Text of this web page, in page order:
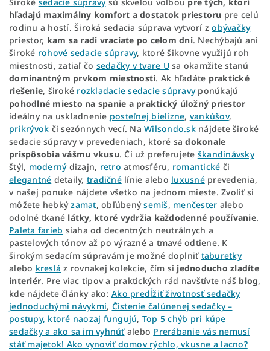
Široké sedacie súpravysú skvelou voľbou pre tých, ktorí
hľadajú maximálny komfort a dostatok priestoru pre celú
rodinu a hostí. Široká sedacia súprava vytvorí zobývačky
priestor, kam sa radi vraciate po celom dni. Nechýbajú ani
široké rohové sedacie súpravy, ktoré šikovne využijú roh
miestnosti, zatiaľ čo sedačky v tvare Usa okamžite stanú
dominantným prvkom miestnosti. Ak hľadáte praktické
riešenie, široké rozkladacie sedacie súpravyponúkajú
pohodlné miesto na spanie a praktický úložný priestor
ideálny na uskladnenie posteľnej bielizne, vankúšov,
prikrývok či sezónnych vecí. Na Wilsondo.sknájdete široké
sedacie súpravy v prevedeniach, ktoré sadokonale
prispôsobia vášmu vkusu. Či už preferujete škandinávsky
štýl, modernýdizajn, retro atmosféru, romantické či
elegantné detaily, tradičnélínie alebo luxusnéprevedenia,
v našej ponuke nájdete všetko na jednom mieste. Zvoliť si
môžete hebkýzamat, obľúbenýsemiš, menčester alebo
odolné tkané látky, ktoré vydržia každodenné používanie.
Paleta farieb siaha od decentných neutrálnych a
pastelových tónov až po výrazné a tmavé odtiene. K
širokým sedacím súpravám je možné doplniťtaburetky
alebo kreslá z rovnakej kolekcie, čím si jednoducho zladíte
interiér. Pre viac tipov a praktických rád navštívte náš blog,
kde nájdete články ako: Ako predĺžiť životnosť sedačky
jednoduchými návykmi, Čistenie čalúnenej sedačky –
postupy, ktoré naozaj fungujú, Top 5 chýb pri kúpe
sedačky a ako sa im vyhnúťalebo Prerábanie vás nemusí
stáť majetok! Ako vynoviť domov rýchlo, vkusne a lacno?